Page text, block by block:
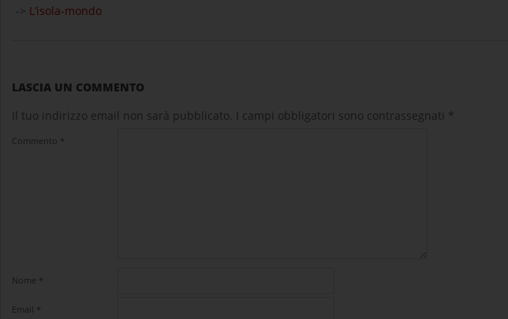
27
-> L’isola-mondo
LASCIA UN COMMENTO
Il tuo indirizzo email non sarà pubblicato.
I campi obbligatori sono contrassegnati *
Commento *
Nome *
Email *